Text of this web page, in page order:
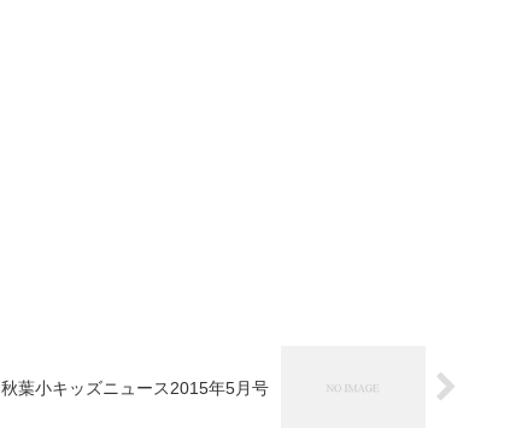
秋葉小キッズニュース2015年5月号